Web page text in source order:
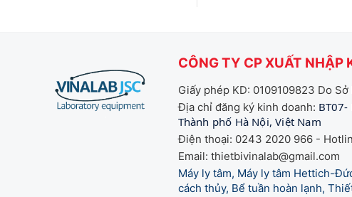
CÔNG TY CP XUẤT NHẬP
Giấy phép KD: 0109109823 Do
Địa chỉ đăng ký kinh doanh:
Thành phố Hà Nội, Việt Nam
Điện thoại: 0243 2020 966 -
Email: thietbivinalab@gmail.com
Máy ly tâm, Máy ly tâm Hettich-
cách thủy, Bể tuần hoàn lạnh,